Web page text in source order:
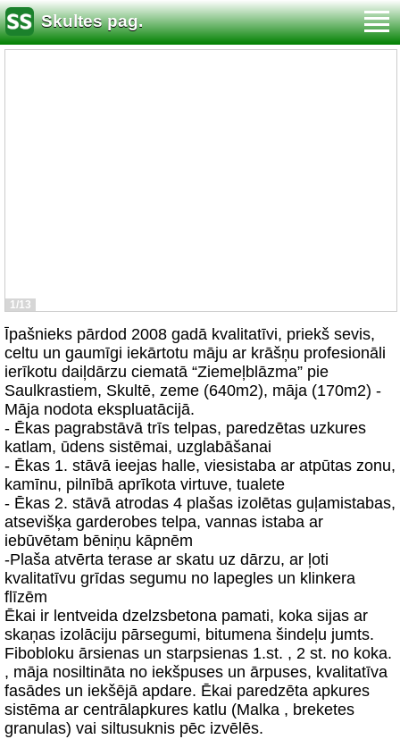
Skultes pag.
1/13
Īpašnieks pārdod 2008 gadā kvalitatīvi, priekš sevis,
celtu un gaumīgi iekārtotu māju ar krāšņu profesionāli
ierīkotu daiļdārzu ciematā “Ziemeļblāzma” pie
Saulkrastiem, Skultē, zeme (640m2), māja (170m2) -
Māja nodota ekspluatācijā.
- Ēkas pagrabstāvā trīs telpas, paredzētas uzkures
katlam, ūdens sistēmai, uzglabāšanai
- Ēkas 1. stāvā ieejas halle, viesistaba ar atpūtas zonu,
kamīnu, pilnībā aprīkota virtuve, tualete
- Ēkas 2. stāvā atrodas 4 plašas izolētas guļamistabas,
atsevišķa garderobes telpa, vannas istaba ar
iebūvētam bēniņu kāpnēm
-Plaša atvērta terase ar skatu uz dārzu, ar ļoti
kvalitatīvu grīdas segumu no lapegles un klinkera
flīzēm
Ēkai ir lentveida dzelzsbetona pamati, koka sijas ar
skaņas izolāciju pārsegumi, bitumena šindeļu jumts.
Fibobloku ārsienas un starpsienas 1.st. , 2 st. no koka.
, māja nosiltināta no iekšpuses un ārpuses, kvalitatīva
fasādes un iekšējā apdare. Ēkai paredzēta apkures
sistēma ar centrālapkures katlu (Malka , breketes
granulas) vai siltusuknis pēc izvēlēs.